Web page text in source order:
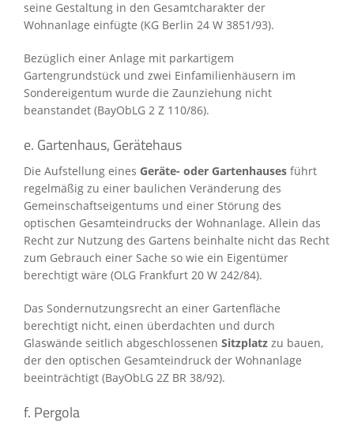
seine Gestaltung in den Gesamtcharakter der
Wohnanlage einfügte (KG Berlin 24 W 3851/93).
Bezüglich einer Anlage mit parkartigem
Gartengrundstück und zwei Einfamilienhäusern im
Sondereigentum wurde die Zaunziehung nicht
beanstandet (BayObLG 2 Z 110/86).
e. Gartenhaus, Gerätehaus
Die Aufstellung eines Geräte- oder Gartenhauses führt
regelmäßig zu einer baulichen Veränderung des
Gemeinschaftseigentums und einer Störung des
optischen Gesamteindrucks der Wohnanlage. Allein das
Recht zur Nutzung des Gartens beinhalte nicht das Recht
zum Gebrauch einer Sache so wie ein Eigentümer
berechtigt wäre (OLG Frankfurt 20 W 242/84).
Das Sondernutzungsrecht an einer Gartenfläche
berechtigt nicht, einen überdachten und durch
Glaswände seitlich abgeschlossenen Sitzplatz zu bauen,
der den optischen Gesamteindruck der Wohnanlage
beeinträchtigt (BayObLG 2Z BR 38/92).
f. Pergola